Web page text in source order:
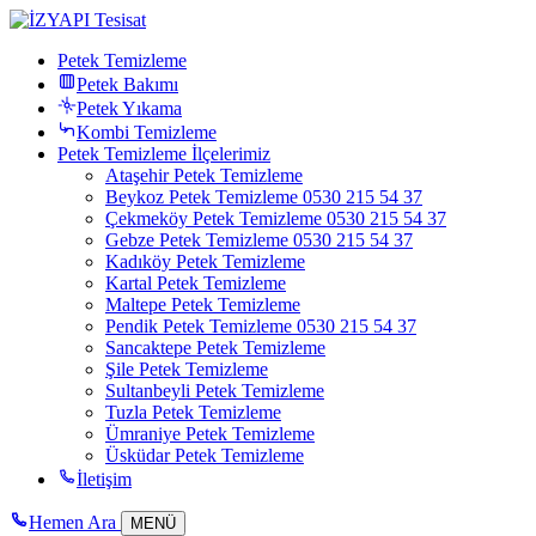
Petek Temizleme
Petek Bakımı
Petek Yıkama
Kombi Temizleme
Petek Temizleme İlçelerimiz
Ataşehir Petek Temizleme
Beykoz Petek Temizleme 0530 215 54 37
Çekmeköy Petek Temizleme 0530 215 54 37
Gebze Petek Temizleme 0530 215 54 37
Kadıköy Petek Temizleme
Kartal Petek Temizleme
Maltepe Petek Temizleme
Pendik Petek Temizleme 0530 215 54 37
Sancaktepe Petek Temizleme
Şile Petek Temizleme
Sultanbeyli Petek Temizleme
Tuzla Petek Temizleme
Ümraniye Petek Temizleme
Üsküdar Petek Temizleme
İletişim
Hemen Ara MENÜ